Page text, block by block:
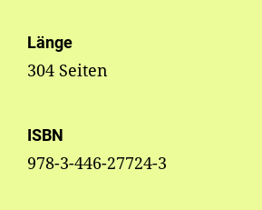
Länge
304 Seiten
ISBN
978-3-446-27724-3